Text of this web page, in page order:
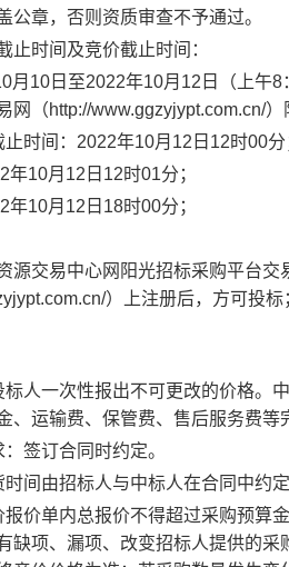
公章，否则资质审查不予通过。
止时间及竞价截止时间：
月 10 日至2022年10月 12 日 （上午8
网（http://www.ggzyjypt.com.cn/）
时间： 2022年10月 12 日 12时00
2年10月 12 日 12时01分；
2年10月 12 日 18时00分；
源交易中心网阳光招标采购平台
）上注册后，方可投
人一次性报出不可更改的价格。
、运输费、保管费、售后服务费等
签订合同时约定。
间由招标人与中标人在合同中约
价单内总报价不得超过采购预算
缺项、漏项、改变招标人提供的